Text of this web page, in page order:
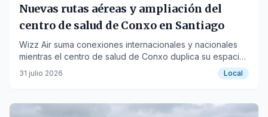
Nuevas rutas aéreas y ampliación del
centro de salud de Conxo en Santiago
Wizz Air suma conexiones internacionales y nacionales
mientras el centro de salud de Conxo duplica su espacio
útil tras una reforma integral.
31 julio 2026 Local